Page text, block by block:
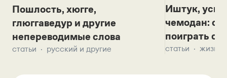
Пошлость, хюгге,
глюггаведур и другие
непереводимые слова
статьи русский и другие
Иштук,
чемодан:
поиграть с
статьи жизнь